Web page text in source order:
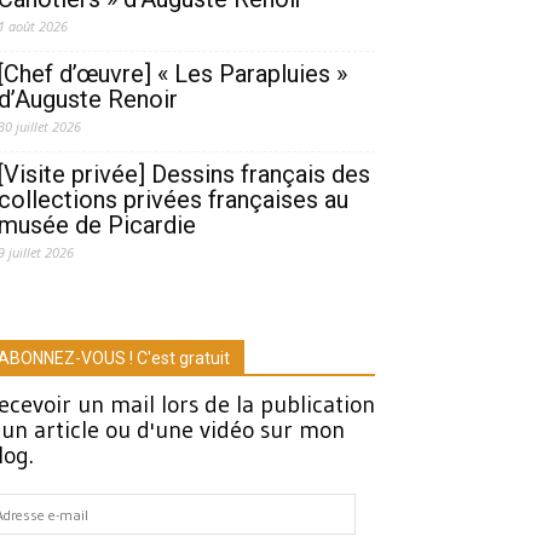
1 août 2026
[Chef d’œuvre] « Les Parapluies »
d’Auguste Renoir
juillet 2026
[Visite privée] Dessins français des
collections privées françaises au
musée de Picardie
juillet 2026
VOUS ! C'est gratuit
un mail lors de la publication
article ou d'une vidéo sur mon